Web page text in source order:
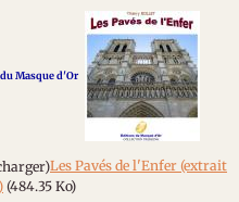
Masque d'Or
Les Pavés de l'Enfer (extrait
(484.35 Ko)